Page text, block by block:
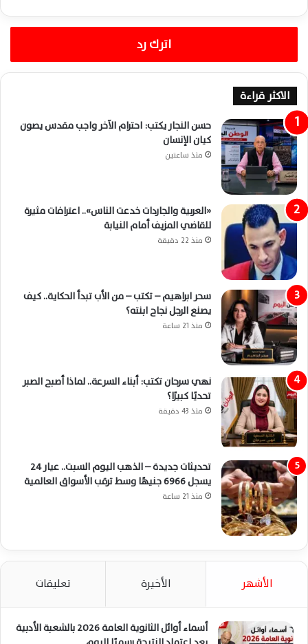
اترك رد
الاكثر قراءة
حسن النجار يكتب: احترام الآخر واجب مقدس يصون
كيان الإنسان
منذ ساعتين
«العربية والجاردات خدعت الناس».. اعترافات مثيرة
للقاضي المزيف أمام النيابة
منذ 22 دقيقة
سحر ابراهيم – تكتب – من الأب تبدأ الحكاية.. كيف
يصنع الرجل نجاح ابنته؟
منذ 21 ساعة
نهي سرحان تكتب: أبناء السرعة.. لماذا أصبح الصبر
تحديًا كبيرًا؟
منذ 43 دقيقة
تحديثات جديدة – الذهب اليوم السبت.. عيار 24
يسجل 6966 جنيهًا وسط ترقب الأسواق العالمية
منذ 21 ساعة
الأشهر الأخيرة تعليقات
أسماء أوائل الثانوية العامة 2026 بالشعبة الأدبية